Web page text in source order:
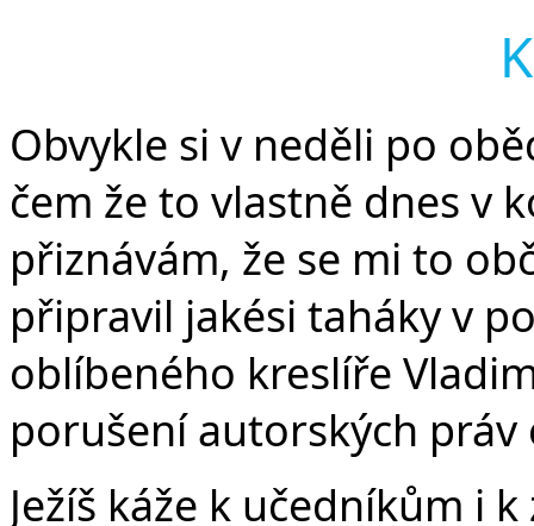
Obvykle si v neděli po
čem že to vlastně dnes v
přiznávám, že se mi to
připravil jakési taháky v
oblíbeného kreslíře
porušení autorských
Ježíš káže k učedníkům i